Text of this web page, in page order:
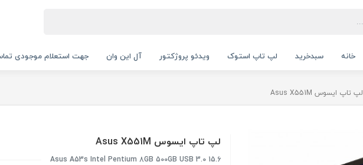
خانه سبدخرید لپ تاپ استوک ویدئو پروژکتور آل این وان جهت استعلام موجودی تماس
لپ تاپ ایسوس Asus X551M
لپ تاپ ایسوس Asus X551M
Asus A53s Intel Pentium 8GB 500GB USB 3.0 15.6